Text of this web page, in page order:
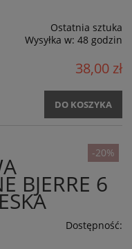
Ostatnia sztuka
Wysyłka w: 48 godzin
38,00 zł
DO KOSZYKA
BJERRE 6
Dostępność:
-20%